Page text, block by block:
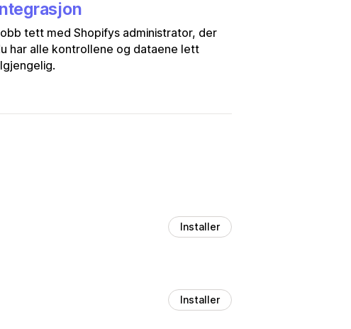
tett med Shopifys administrator, der
har alle kontrollene og dataene lett
Installer
Installer